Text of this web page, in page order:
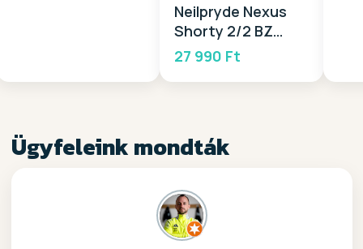
Neilpryde Nexus
Shorty 2/2 BZ
2026
27 990 Ft
Ügyfeleink mondták